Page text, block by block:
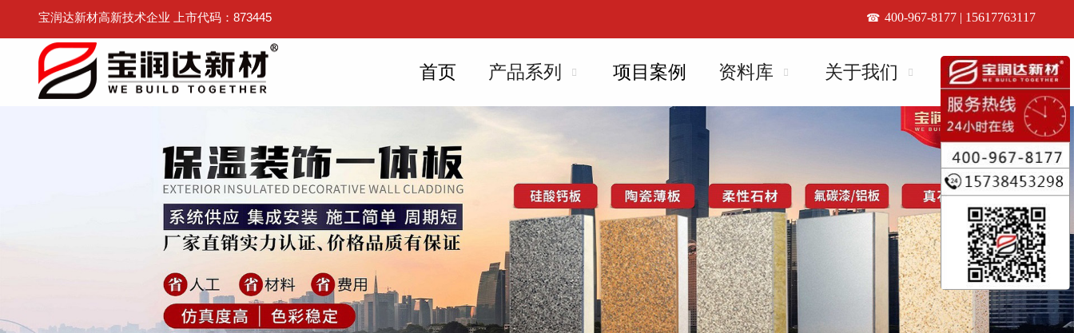
宝润达新材高新技术企业 上市代码：873445 400-967-8177 | 15617763117
首页 产品系列 项目案例 资料库 关于我们 联系我们